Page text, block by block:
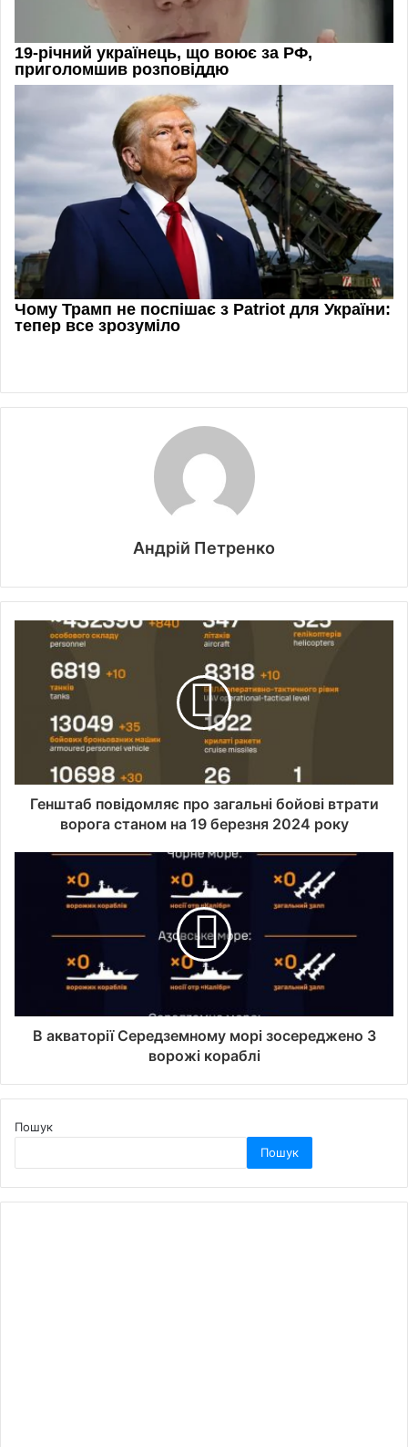
Андрій Петренко
Генштаб повідомляє про загальні бойові втрати
ворога станом на 19 березня 2024 року
В акваторії Середземному морі зосереджено 3
ворожі кораблі
Пошук
Пошук